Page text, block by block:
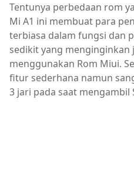
Tentunya perbedaan rom
Mi A1 ini membuat para
terbiasa dalam fungsi dan
sedikit yang menginginkan
menggunakan Rom Miui.
fitur sederhana namun
3 jari pada saat mengambil